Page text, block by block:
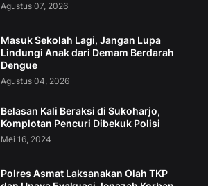
Agustus 07, 2026
Masuk Sekolah Lagi, Jangan Lupa
Lindungi Anak dari Demam Berdarah
Dengue
Agustus 04, 2026
Belasan Kali Beraksi di Sukoharjo,
Komplotan Pencuri Dibekuk Polisi
Mei 16, 2024
Polres Asmat Laksanakan Olah TKP